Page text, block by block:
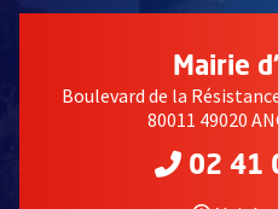
Mairie
Boulevard de la
80011 49020
02 41